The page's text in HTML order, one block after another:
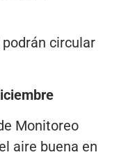
circular
Monitoreo
aire buena en